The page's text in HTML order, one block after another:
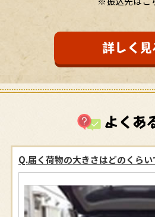
詳しく見
よくあ
Q.届く荷物の大きさはどのくらい